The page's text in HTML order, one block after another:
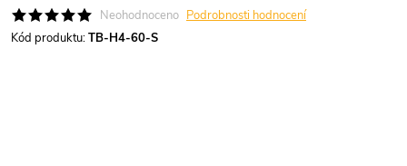
Neohodnoceno Podrobnosti hodnocení
Kód produktu:TB-H4-60-S